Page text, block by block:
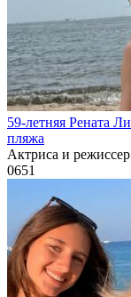
59-летняя Рената
пляжа
Актриса и
0651